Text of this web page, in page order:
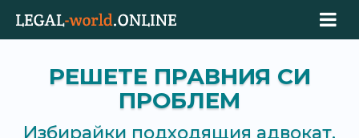
РЕШЕТЕ ПРАВНИЯ СИ
ПРОБЛЕМ
Избирайки подходящия адвокат,